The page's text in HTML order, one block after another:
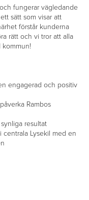
fungerar vägledande
sätt som visar att
förstår kunderna
rätt och vi tror att alla
kommun!
engagerad och positiv
Rambos
resultat
Lysekil med en